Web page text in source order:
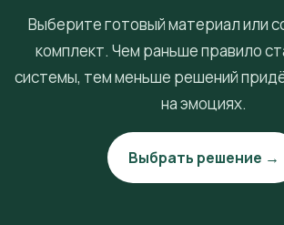
Выберите готовый материал или
комплект. Чем раньше правило
системы, тем меньше решений
на эмоциях.
Выбрать решение →